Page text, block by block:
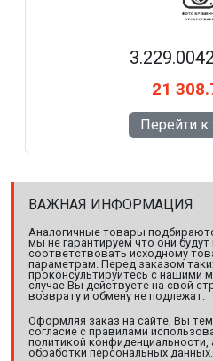
21
Перейти к
ВАЖНАЯ ИНФОРМАЦИЯ
Аналогичные товары
мы не гарантируем что они
соответствовать исходному
параметрам. Перед заказом
проконсультируйтесь с нашими
случае Вы действуете на свой
возврату и обмену не подлежат.
Оформляя заказ на сайте, Вы
согласие с правилами
политикой конфиденциальности,
обработки персональных данных.